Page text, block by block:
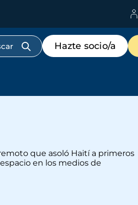
Menú
de
destacados
Hazte socio/a
que asoló Haití a primeros
en los medios de